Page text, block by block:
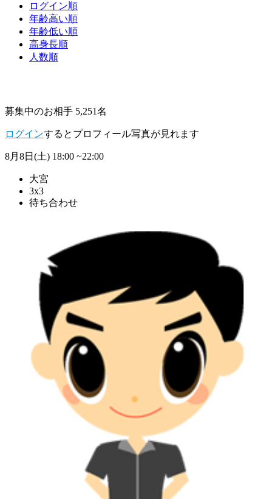
ログイン順
年齢高い順
年齢低い順
高身長順
人数順
募集中のお相手 5,251名
ログインするとプロフィール写真が見れます
8月8日(土) 18:00 ~22:00
大宮
3x3
待ち合わせ